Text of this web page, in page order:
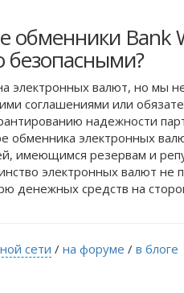
обменники Bank
безопасными?
электронных валют, но мы
соглашениями или
надежности
обменника электронных
имеющимся резервам и
электронных валют не
денежных средств на
сети / на форуме / в блоге